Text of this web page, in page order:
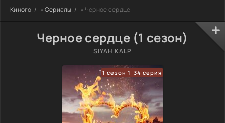
Киного » Сериалы » Черное сердце
Черное сердце (1 сезон)
SIYAH KALP
1 сезон 1-34 серия